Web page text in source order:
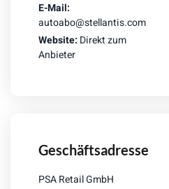
E-Mail:
autoabo@stellantis.com
Website: Direkt zum
Anbieter
Geschäftsadresse
PSA Retail GmbH